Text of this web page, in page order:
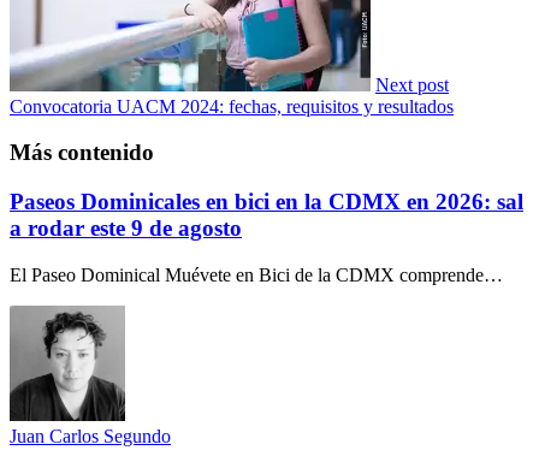
Next post
Convocatoria UACM 2024: fechas, requisitos y resultados
Más contenido
Paseos Dominicales en bici en la CDMX en 2026: sal
a rodar este 9 de agosto
El Paseo Dominical Muévete en Bici de la CDMX comprende…
Juan Carlos Segundo